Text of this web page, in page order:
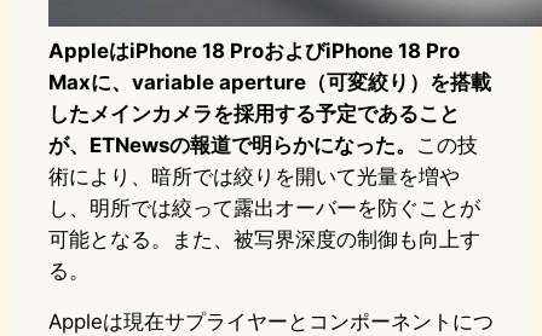
AppleはiPhone 18 ProおよびiPhone 18 Pro
Maxに、variable aperture（可変絞り）を搭載
したメインカメラを採用する予定であること
が、ETNewsの報道で明らかになった。 この技
術により、暗所では絞りを開いて光量を増や
し、明所では絞って露出オーバーを防ぐことが
可能となる。また、被写界深度の制御も向上す
る。
Appleは現在サプライヤーとコンポーネントにつ